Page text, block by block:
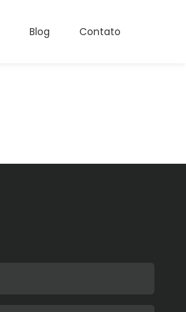
Blog Contato